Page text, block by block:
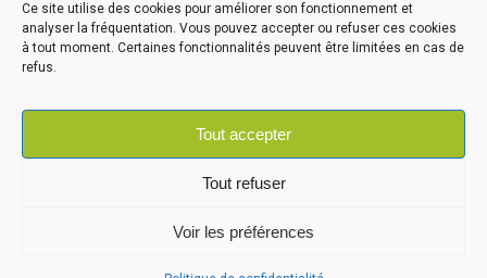
Ce site utilise des cookies pour améliorer son fonctionnement et
analyser la fréquentation. Vous pouvez accepter ou refuser ces cookies
à tout moment. Certaines fonctionnalités peuvent être limitées en cas de
refus.
Tout accepter
Tout refuser
Voir les préférences
Pays Barrois